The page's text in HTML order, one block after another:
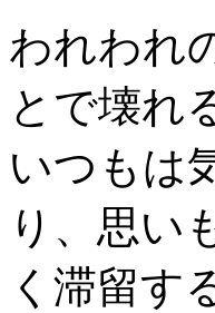
われわれ
とで壊れ
いつもは
り、思い
く滞留す